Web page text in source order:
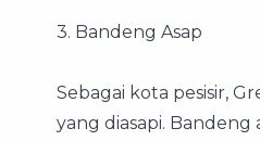
3. Bandeng Asap
Sebagai kota pesisir,
yang diasapi. Bandeng